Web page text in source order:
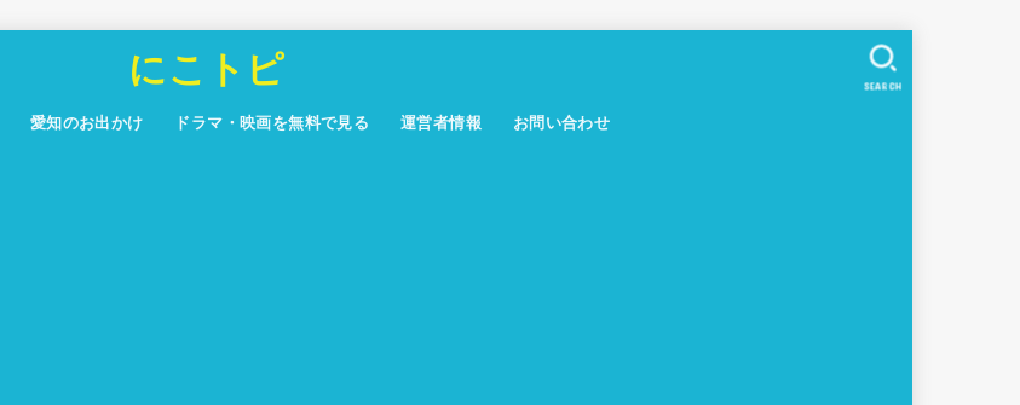
にこトピ
愛知のお出かけ ドラマ・映画を無料で見る 運営者情報 お問い合わせ
SEARCH